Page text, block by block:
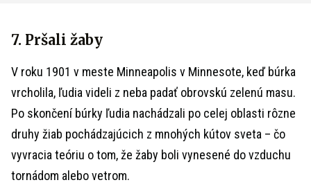
7. Pršali žaby
V roku 1901 v meste Minneapolis v Minnesote, keď búrka
vrcholila, ľudia videli z neba padať obrovskú zelenú masu.
Po skončení búrky ľudia nachádzali po celej oblasti rôzne
druhy žiab pochádzajúcich z mnohých kútov sveta – čo
vyvracia teóriu o tom, že žaby boli vynesené do vzduchu
tornádom alebo vetrom.